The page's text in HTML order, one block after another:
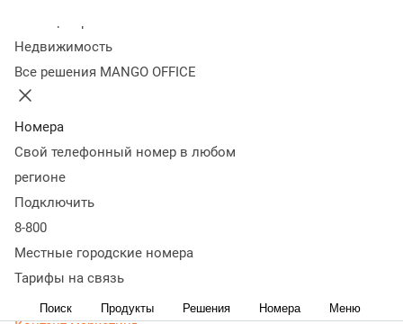
Недвижимость
Все решения MANGO OFFICE
Номера
Свой телефонный номер в любом
регионе
Подключить
8-800
Местные городские номера
Тарифы на связь
Поиск Продукты Решения Номера Меню
маркетологов
Статьи, обзоры, ТОПы, идеи и советы для развития
бизнеса. Энциклопедия маркетолога, Телефония для
маркетологов - актуальная, живая и понятная
CRM маркетинг
Аналитика
Контекстная реклама
Google Adwords (ADS)
Яндекс Директ